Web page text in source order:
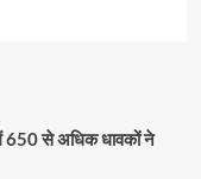
में 650 से अधिक धावकों ने